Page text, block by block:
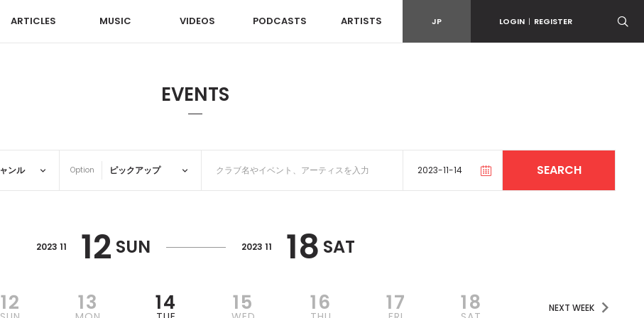
ARTICLES MUSIC VIDEOS PODCASTS ARTISTS JP LOGIN | REGISTER
EVENTS
Option
2023 11 12 SUN 2023 11 18 SAT
12 13 14 15 16 17 18 NEXT WEEK